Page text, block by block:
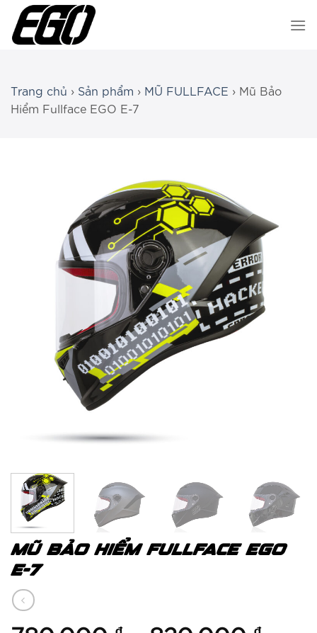
Chuyển
đến
nội
Trang chủ › Sản phẩm › MŨ FULLFACE › Mũ Bảo
Hiểm Fullface EGO E-7
MŨ BẢO HIỂM FULLFACE EGO
E-7